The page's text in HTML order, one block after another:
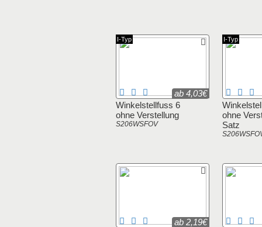
Winkelstellfuss 6
ohne Verstellung
S206WSFOV
ab 4,03€
I-Typ
ohne
Satz
I-Typ
ab 2,19€